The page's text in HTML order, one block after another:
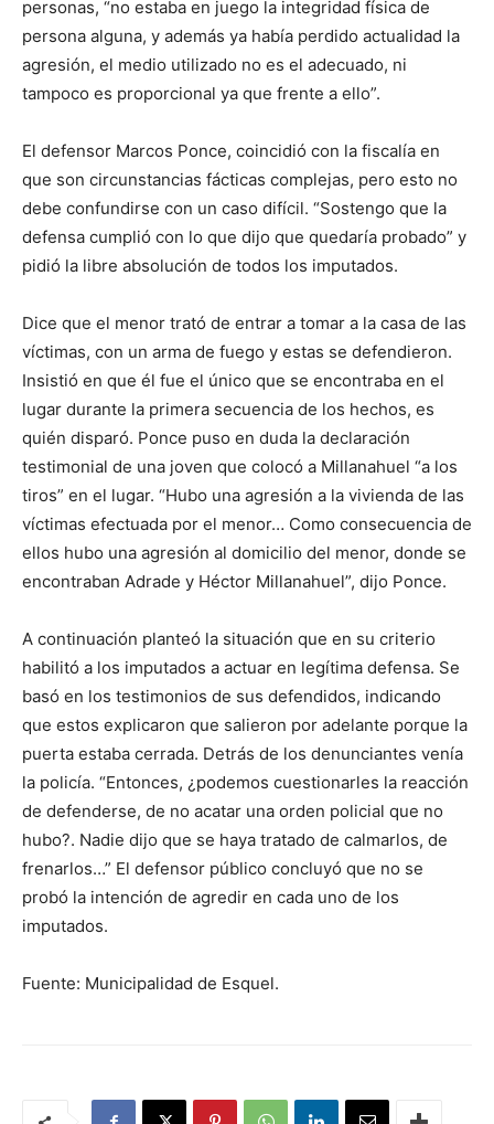
personas, “no estaba en juego la integridad física de
persona alguna, y además ya había perdido actualidad la
agresión, el medio utilizado no es el adecuado, ni
tampoco es proporcional ya que frente a ello”.
El defensor Marcos Ponce, coincidió con la fiscalía en
que son circunstancias fácticas complejas, pero esto no
debe confundirse con un caso difícil. “Sostengo que la
defensa cumplió con lo que dijo que quedaría probado” y
pidió la libre absolución de todos los imputados.
Dice que el menor trató de entrar a tomar a la casa de las
víctimas, con un arma de fuego y estas se defendieron.
Insistió en que él fue el único que se encontraba en el
lugar durante la primera secuencia de los hechos, es
quién disparó. Ponce puso en duda la declaración
testimonial de una joven que colocó a Millanahuel “a los
tiros” en el lugar. “Hubo una agresión a la vivienda de las
víctimas efectuada por el menor… Como consecuencia de
ellos hubo una agresión al domicilio del menor, donde se
encontraban Adrade y Héctor Millanahuel”, dijo Ponce.
A continuación planteó la situación que en su criterio
habilitó a los imputados a actuar en legítima defensa. Se
basó en los testimonios de sus defendidos, indicando
que estos explicaron que salieron por adelante porque la
puerta estaba cerrada. Detrás de los denunciantes venía
la policía. “Entonces, ¿podemos cuestionarles la reacción
de defenderse, de no acatar una orden policial que no
hubo?. Nadie dijo que se haya tratado de calmarlos, de
frenarlos…” El defensor público concluyó que no se
probó la intención de agredir en cada uno de los
imputados.
Fuente: Municipalidad de Esquel.